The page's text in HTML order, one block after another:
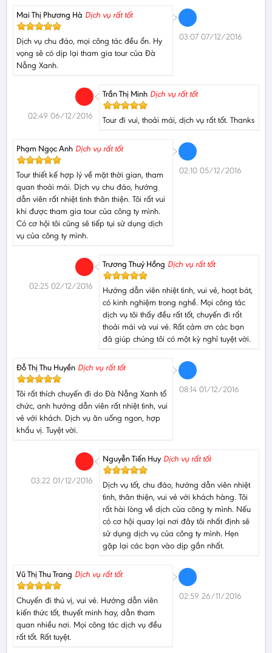
Mai Thị Phương Hà Dịch vụ rất tốt
Dịch vụ chu đáo, mọi công tác đều ổn. Hy
vọng sẽ có dịp lại tham gia tour của Đà
Nẵng Xanh.
03:07 07/12/2016
Trần Thị Minh Dịch vụ rất tốt
Tour đi vui, thoải mái, dịch vụ rất tốt. Thanks
02:49 06/12/2016
Phạm Ngọc Anh Dịch vụ rất tốt
Tour thiết kế hợp lý về mặt thời gian, tham
quan thoải mái. Dịch vụ chu đáo, hướng
dẫn viên rất nhiệt tình thân thiện. Tôi rất vui
khi được tham gia tour của công ty mình.
Có cơ hội tôi cũng sẽ tiếp tụi sử dụng dịch
vụ của công ty mình.
02:10 05/12/2016
Trương Thuý Hồng Dịch vụ rất tốt
Hướng dẫn viên nhiệt tình, vui vẻ, hoạt bát,
có kinh nghiệm trong nghề. Mọi công tác
dịch vụ tôi thấy đều rất tốt, chuyến đi rất
thoải mái và vui vẻ. Rất cảm ơn các bạn
đã giúp chúng tôi có một kỳ nghỉ tuyệt vời.
02:25 02/12/2016
Đỗ Thị Thu Huyền Dịch vụ rất tốt
Tôi rất thích chuyến đi do Đà Nẵng Xanh tổ
chức, anh hướng dẫn viên rất nhiệt tình, vui
vẻ với khách. Dịch vụ ăn uống ngon, hợp
khẩu vị. Tuyệt vời.
08:14 01/12/2016
Nguyễn Tiến Huy Dịch vụ rất tốt
Dịch vụ tốt, chu đáo, hướng dẫn viên nhiệt
tình, thân thiện, vui vẻ với khách hàng. Tôi
rất hài lòng về dịch của công ty mình. Nếu
có cơ hội quay lại nơi đây tôi nhất định sẽ
sử dụng dịch vụ của công ty mình. Hẹn
gặp lại các bạn vào dịp gần nhất.
03:22 01/12/2016
Vũ Thị Thu Trang Dịch vụ rất tốt
Chuyến đi thú vị, vui vẻ. Hướng dẫn viên
kiến thức tốt, thuyết minh hay, dẫn tham
quan nhiều nơi. Mọi công tác dịch vụ đều
rất tốt. Rất tuyệt.
02:59 26/11/2016